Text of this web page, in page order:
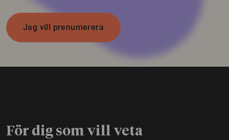
Jag vill prenumerera
För dig som vill veta